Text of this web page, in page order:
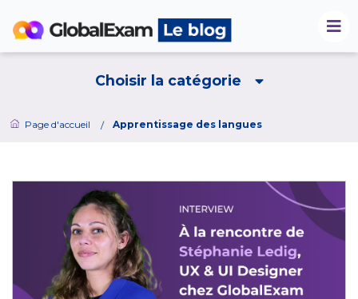
Choisir la catégorie
Page d'accueil Apprentissage des langues